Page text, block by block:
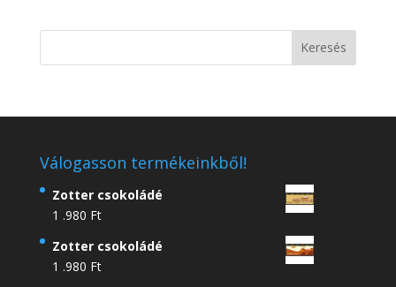
Válogasson termékeinkből!
Zotter csokoládé
1 .980 Ft
Zotter csokoládé
1 .980 Ft